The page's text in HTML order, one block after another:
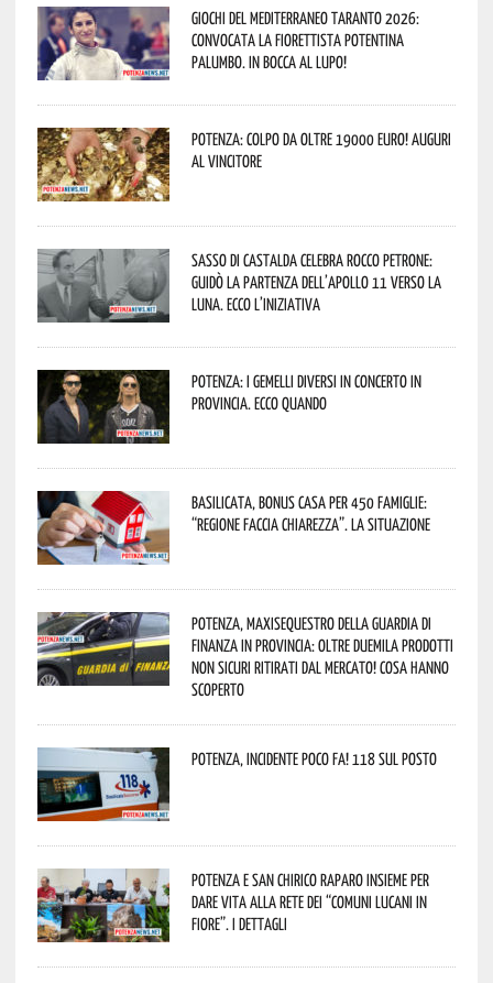
Giochi del Mediterraneo Taranto 2026:
convocata la fiorettista potentina
Palumbo. In bocca al lupo!
Potenza: colpo da oltre 19000 Euro! Auguri
al vincitore
Sasso di Castalda celebra Rocco Petrone:
guidò la partenza dell’Apollo 11 verso la
Luna. Ecco l’iniziativa
Potenza: i Gemelli DiVersi in concerto in
provincia. Ecco quando
Basilicata, Bonus casa per 450 famiglie:
“Regione faccia chiarezza”. La situazione
Potenza, maxisequestro della Guardia di
Finanza in provincia: oltre duemila prodotti
non sicuri ritirati dal mercato! Cosa hanno
scoperto
Potenza, incidente poco fa! 118 sul posto
Potenza e San Chirico Raparo insieme per
dare vita alla rete dei “Comuni Lucani in
Fiore”. I dettagli